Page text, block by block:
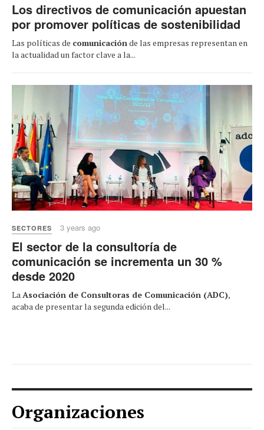
Los directivos de comunicación apuestan
por promover políticas de sostenibilidad
Las políticas de comunicaciónde las empresas representan en
la actualidad un factor clave a la...
SECTORES 3 years ago
El sector de la consultoría de
comunicación se incrementa un 30 %
desde 2020
La Asociación de Consultoras de Comunicación (ADC),
acaba de presentar la segunda edición del...
Organizaciones